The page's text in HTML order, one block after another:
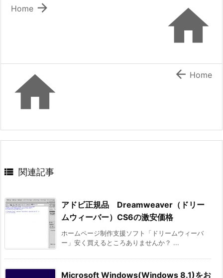


Home
  Home
 関連記事
アドビ正規品 Dreamweaver（ドリー
ムウィーバー）CS6の激安価格
ホームページ制作支援ソフト「ドリームウィーバ
ー」安く買えるところありませんか？ ...
Microsoft Windows(Windows 8.1)をお